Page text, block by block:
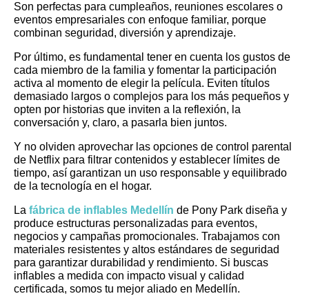
Son perfectas para cumpleaños, reuniones escolares o
eventos empresariales con enfoque familiar, porque
combinan seguridad, diversión y aprendizaje.
Por último, es fundamental tener en cuenta los gustos de
cada miembro de la familia y fomentar la participación
activa al momento de elegir la película. Eviten títulos
demasiado largos o complejos para los más pequeños y
opten por historias que inviten a la reflexión, la
conversación y, claro, a pasarla bien juntos.
Y no olviden aprovechar las opciones de control parental
de Netflix para filtrar contenidos y establecer límites de
tiempo, así garantizan un uso responsable y equilibrado
de la tecnología en el hogar.
La fábrica de inflables Medellín de Pony Park diseña y
produce estructuras personalizadas para eventos,
negocios y campañas promocionales. Trabajamos con
materiales resistentes y altos estándares de seguridad
para garantizar durabilidad y rendimiento. Si buscas
inflables a medida con impacto visual y calidad
certificada, somos tu mejor aliado en Medellín.